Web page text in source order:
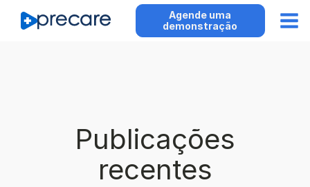
Agende uma
demonstração
Publicações
recentes